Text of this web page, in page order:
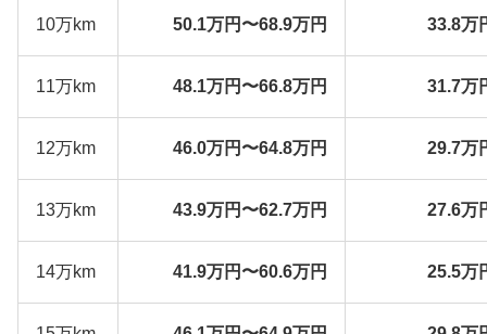
10万km 50.1万円〜68.9万円 33.8万
11万km 48.1万円〜66.8万円 31.7万
12万km 46.0万円〜64.8万円 29.7万
13万km 43.9万円〜62.7万円 27.6万
14万km 41.9万円〜60.6万円 25.5万